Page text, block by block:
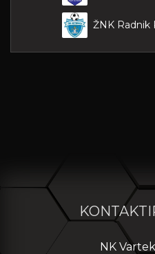
ŽNK Radnik
NK